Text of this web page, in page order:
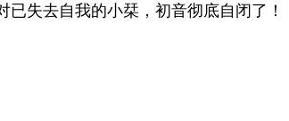
失去自我的小栞，初音彻底自闭了！